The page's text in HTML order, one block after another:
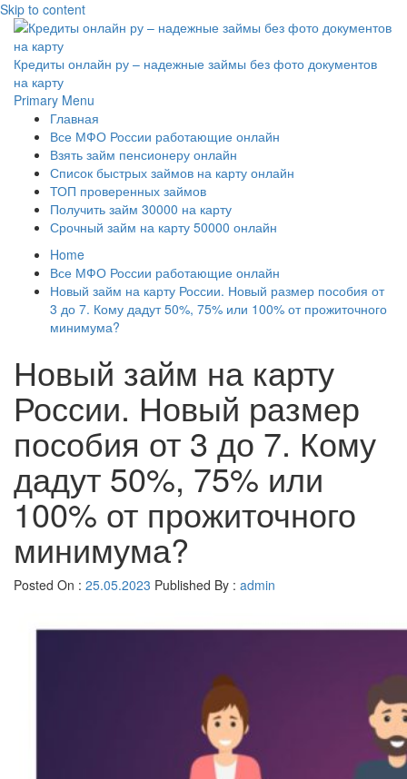
Skip to content
Кредиты онлайн ру – надежные займы без фото документов
на карту
Primary Menu
Главная
Все МФО России работающие онлайн
Взять займ пенсионеру онлайн
Список быстрых займов на карту онлайн
ТОП проверенных займов
Получить займ 30000 на карту
Срочный займ на карту 50000 онлайн
Home
Все МФО России работающие онлайн
Новый займ на карту России. Новый размер пособия от
3 до 7. Кому дадут 50%, 75% или 100% от прожиточного
минимума?
Новый займ на карту
России. Новый размер
пособия от 3 до 7. Кому
дадут 50%, 75% или
100% от прожиточного
минимума?
Posted On : 25.05.2023 Published By : admin